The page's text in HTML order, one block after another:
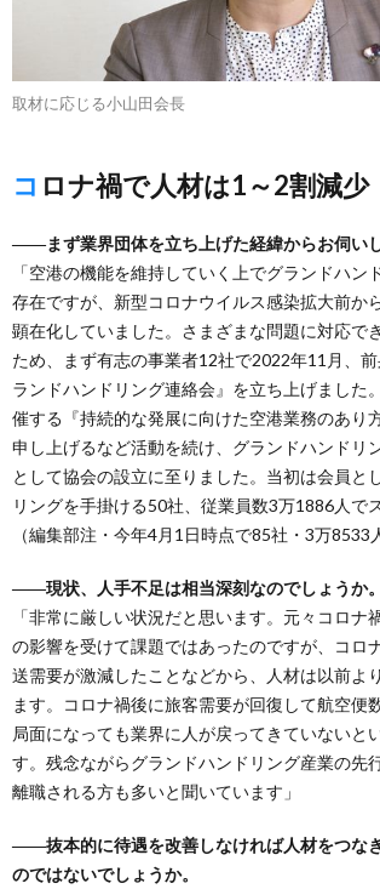
取材に応じる小山田会長
コロナ禍で人材は1～2割減少
――まず業界団体を立ち上げた経緯からお伺いし
「空港の機能を維持していく上でグランドハン
存在ですが、新型コロナウイルス感染拡大前か
顕在化していました。さまざまな問題に対応で
ため、まず有志の事業者12社で2022年11月、
ランドハンドリング連絡会』を立ち上げました
催する『持続的な発展に向けた空港業務のあり
申し上げるなど活動を続け、グランドハンドリ
として協会の設立に至りました。当初は会員と
リングを手掛ける50社、従業員数3万1886人で
（編集部注・今年4月1日時点で85社・3万8533
――現状、人手不足は相当深刻なのでしょうか。
「非常に厳しい状況だと思います。元々コロナ
の影響を受けて課題ではあったのですが、コロ
送需要が激減したことなどから、人材は以前よ
ます。コロナ禍後に旅客需要が回復して航空便
局面になっても業界に人が戻ってきていないと
す。残念ながらグランドハンドリング産業の先
離職される方も多いと聞いています」
――抜本的に待遇を改善しなければ人材をつな
のではないでしょうか。